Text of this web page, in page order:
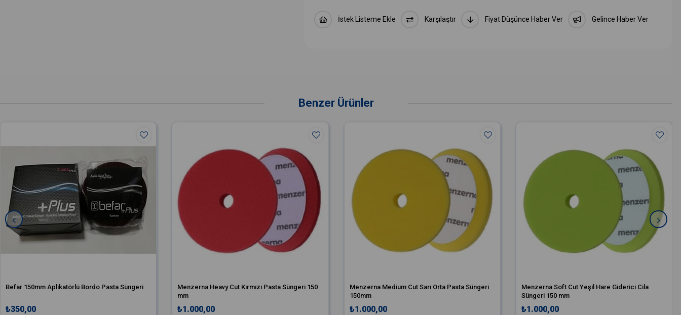
İstek Listeme Ekle Karşılaştır Fiyat Düşünce Haber Ver Gelince Haber Ver
Benzer Ürünler
Befar 150mm Aplikatörlü Bordo Pasta Süngeri
₺350,00
Menzerna Heavy Cut Kırmızı Pasta Süngeri 150
mm
₺1.000,00
Menzerna Medium Cut Sarı Orta Pasta Süngeri
150mm
₺1.000,00
Menzerna Soft Cut Yeşil Hare Giderici Cila
Süngeri 150 mm
₺1.000,00